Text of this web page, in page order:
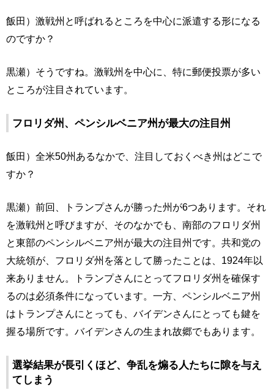
飯田）激戦州と呼ばれるところを中心に派遣する形になる
のですか？
黒瀬）そうですね。激戦州を中心に、特に郵便投票が多い
ところが注目されています。
フロリダ州、ペンシルベニア州が最大の注目州
飯田）全米50州あるなかで、注目しておくべき州はどこで
すか？
黒瀬）前回、トランプさんが勝った州が6つあります。それ
を激戦州と呼びますが、そのなかでも、南部のフロリダ州
と東部のペンシルベニア州が最大の注目州です。共和党の
大統領が、フロリダ州を落として勝ったことは、1924年以
来ありません。トランプさんにとってフロリダ州を確保す
るのは必須条件になっています。一方、ペンシルベニア州
はトランプさんにとっても、バイデンさんにとっても鍵を
握る場所です。バイデンさんの生まれ故郷でもあります。
選挙結果が長引くほど、争乱を煽る人たちに隙を与え
てしまう